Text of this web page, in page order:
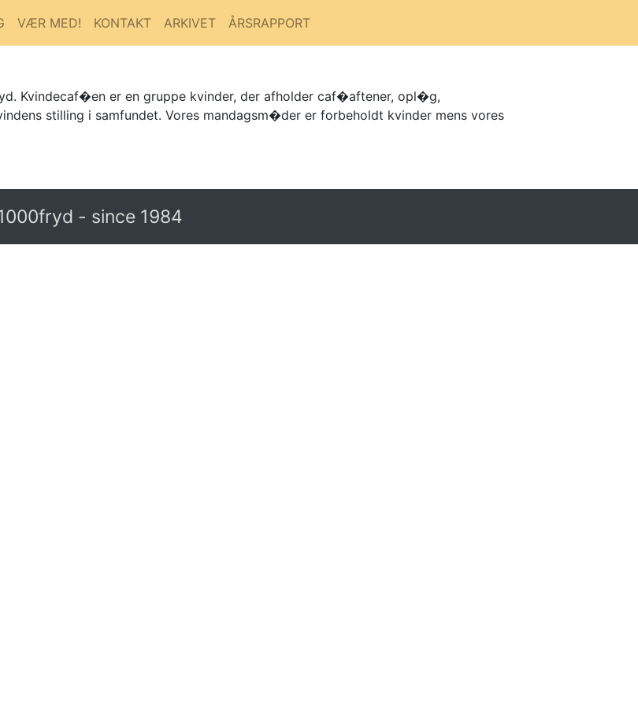
VÆR MED! KONTAKT ARKIVET ÅRSRAPPORT
Kvindecaf�en er en gruppe kvinder, der afholder caf�aftener, opl�g,
stilling i samfundet. Vores mandagsm�der er forbeholdt kvinder mens vores
- since 1984